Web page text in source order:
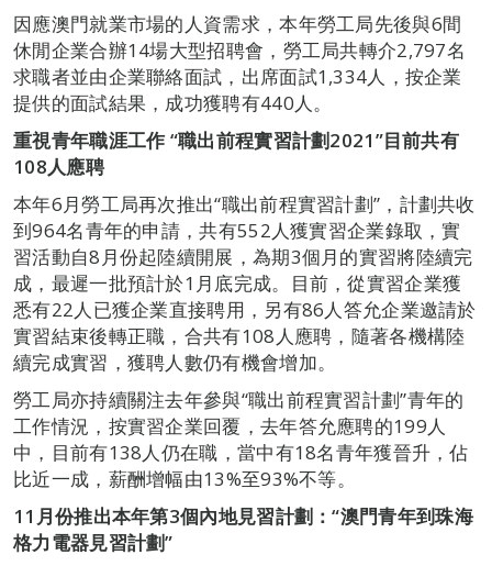
因應澳門就業市場的人資需求，本年勞工局先後與6間
休閒企業合辦14場大型招聘會，勞工局共轉介2,797名
求職者並由企業聯絡面試，出席面試1,334人，按企業
提供的面試結果，成功獲聘有440人。
重視青年職涯工作 “職出前程實習計劃2021”目前共有
108人應聘
本年6月勞工局再次推出“職出前程實習計劃”，計劃共收
到964名青年的申請，共有552人獲實習企業錄取，實
習活動自8月份起陸續開展，為期3個月的實習將陸續完
成，最遲一批預計於1月底完成。目前，從實習企業獲
悉有22人已獲企業直接聘用，另有86人答允企業邀請於
實習結束後轉正職，合共有108人應聘，隨著各機構陸
續完成實習，獲聘人數仍有機會增加。
勞工局亦持續關注去年參與“職出前程實習計劃”青年的
工作情況，按實習企業回覆，去年答允應聘的199人
中，目前有138人仍在職，當中有18名青年獲晉升，佔
比近一成，薪酬增幅由13%至93%不等。
11 月份推出本年第3個內地見習計劃：“澳門青年到珠海
格力電器見習計劃”